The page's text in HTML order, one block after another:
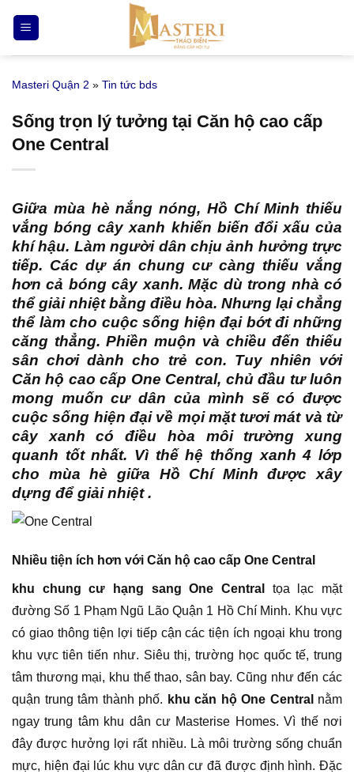
qua
nội
Masteri Quận 2 » Tin tức bds
Sống trọn lý tưởng tại Căn hộ cao cấp
One Central
Giữa mùa hè nắng nóng, Hồ Chí Minh thiếu
vắng bóng cây xanh khiến biến đổi xấu của
khí hậu. Làm người dân chịu ảnh hưởng trực
tiếp. Các dự án chung cư càng thiếu vắng
hơn cả bóng cây xanh. Mặc dù trong nhà có
thể giải nhiệt bằng điều hòa. Nhưng lại chẳng
thể làm cho cuộc sống hiện đại bớt đi những
căng thẳng. Phiền muộn và chiều đến thiếu
sân chơi dành cho trẻ con. Tuy nhiên với
Căn hộ cao cấp One Central, chủ đầu tư luôn
mong muốn cư dân của mình sẽ có được
cuộc sống hiện đại về mọi mặt tươi mát và từ
cây xanh có điều hòa môi trường xung
quanh tốt nhất. Vì thế hệ thống xanh 4 lớp
cho mùa hè giữa Hồ Chí Minh được xây
dựng để giải nhiệt .
Nhiều tiện ích hơn với Căn hộ cao cấp One Central
khu chung cư hạng sang One Central
tọa lạc mặt
đường Số 1 Phạm Ngũ Lão Quận 1 Hồ Chí Minh. Khu vực
có giao thông tiện lợi tiếp cận các tiện ích ngoại khu trong
khu vực tiên tiến như. Siêu thị, trường học quốc tế, trung
tâm thương mại, khu thể thao, sân bay. Cũng như đến các
quận trung tâm thành phố. khu căn hộ One Central nằm
ngay trung tâm khu dân cư Masterise Homes. Vì thế nơi
đây được hưởng lợi rất nhiều. Là môi trường sống chuẩn
mực, hiện đại lúc khu vực dân cư đã được định hình. Đặc